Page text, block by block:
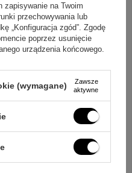
w komplecie?
wieczne Waterman Expert
tabliczkę z dedykacją,
gwarancję producenta – 3
jednocześnie praktyczne
Czarne GT spełnia oba
i połyskliwa laka budują
na piórze oraz
że komplet ma konkretny
wygoda użytkowania
tłoczkiem i standardowymi
zapisywanie na Twoim
przechowywania lub
„Konfiguracja zgód”. Zgodę
poprzez usunięcie
urządzenia końcowego.
(wymagane)
Zawsze
aktywne